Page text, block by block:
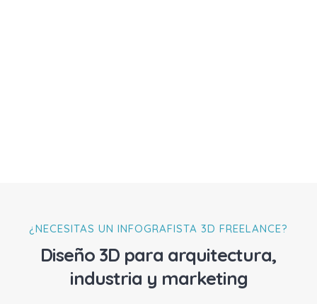
¿NECESITAS UN INFOGRAFISTA 3D FREELANCE?
Diseño 3D para arquitectura,
industria y marketing